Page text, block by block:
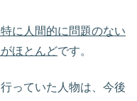
に人間的に問題のない
ほとんどです。
っていた人物は、今後